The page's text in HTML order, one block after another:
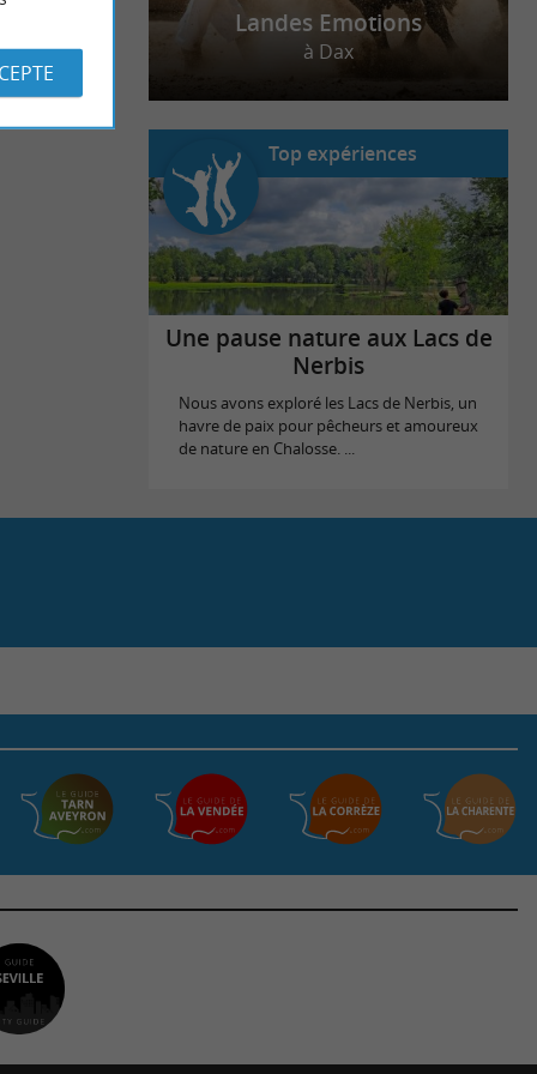
Landes Emotions
à Dax
Top expériences
Une pause nature aux Lacs de
Nerbis
Nous avons exploré les Lacs de Nerbis, un
havre de paix pour pêcheurs et amoureux
de nature en Chalosse. ...